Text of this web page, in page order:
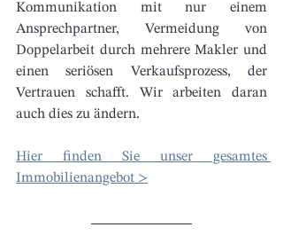
Kommunikation mit nur einem
Ansprechpartner, Vermeidung von
Doppelarbeit durch mehrere Makler und
einen seriösen Verkaufsprozess, der
Vertrauen schafft. Wir arbeiten daran
auch dies zu ändern.
Hier finden Sie unser gesamtes
Immobilienangebot >